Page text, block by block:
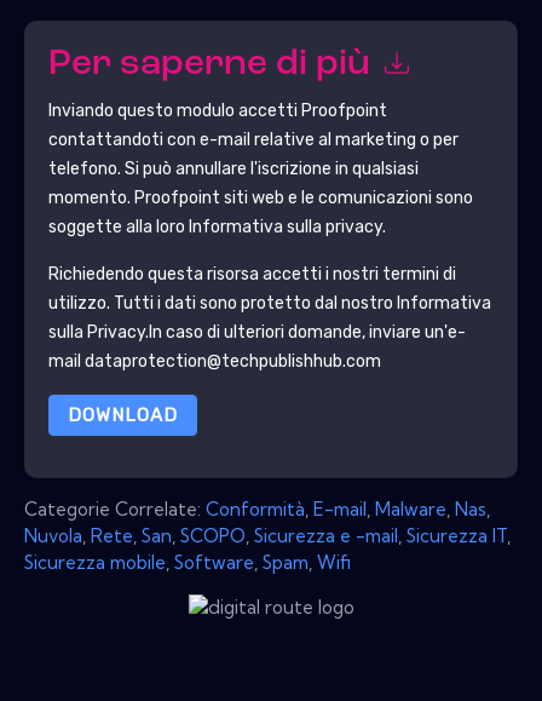
Per saperne di più
Inviando questo modulo accetti Proofpoint
contattandoti con e-mail relative al marketing o per
telefono. Si può annullare l'iscrizione in qualsiasi
momento. Proofpoint siti web e le comunicazioni sono
soggette alla loro Informativa sulla privacy.
Richiedendo questa risorsa accetti i nostri termini di
utilizzo. Tutti i dati sono protetto dal nostro Informativa
sulla Privacy.In caso di ulteriori domande, inviare un'e-
mail dataprotection@techpublishhub.com
DOWNLOAD
Categorie Correlate: Conformità E-mail Malware Nas
Nuvola Rete San SCOPO Sicurezza e -mail Sicurezza IT
Sicurezza mobile Software Spam Wifi